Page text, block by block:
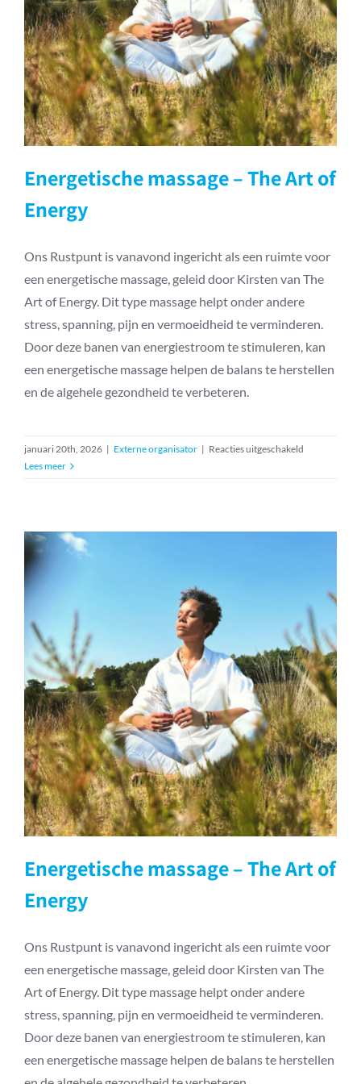
of Energy
Energetische massage – The Art of
Energy
Ons Rustpunt is vanavond ingericht als een ruimte voor
een energetische massage, geleid door Kirsten van The
Art of Energy. Dit type massage helpt onder andere
stress, spanning, pijn en vermoeidheid te verminderen.
Door deze banen van energiestroom te stimuleren, kan
een energetische massage helpen de balans te herstellen
en de algehele gezondheid te verbeteren.
januari 20th, 2026 | Externe organisator | Reacties uitgeschakeld
Art
Lees meer
Energetische massage – The Art
of Energy
Energetische massage – The Art of
Energy
Ons Rustpunt is vanavond ingericht als een ruimte voor
een energetische massage, geleid door Kirsten van The
Art of Energy. Dit type massage helpt onder andere
stress, spanning, pijn en vermoeidheid te verminderen.
Door deze banen van energiestroom te stimuleren, kan
een energetische massage helpen de balans te herstellen